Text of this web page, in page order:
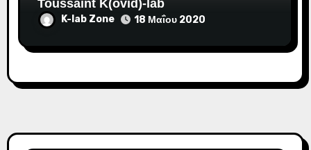
Toussaint K(ovid)-lab
K-lab Zone 18 Μαΐου 2020